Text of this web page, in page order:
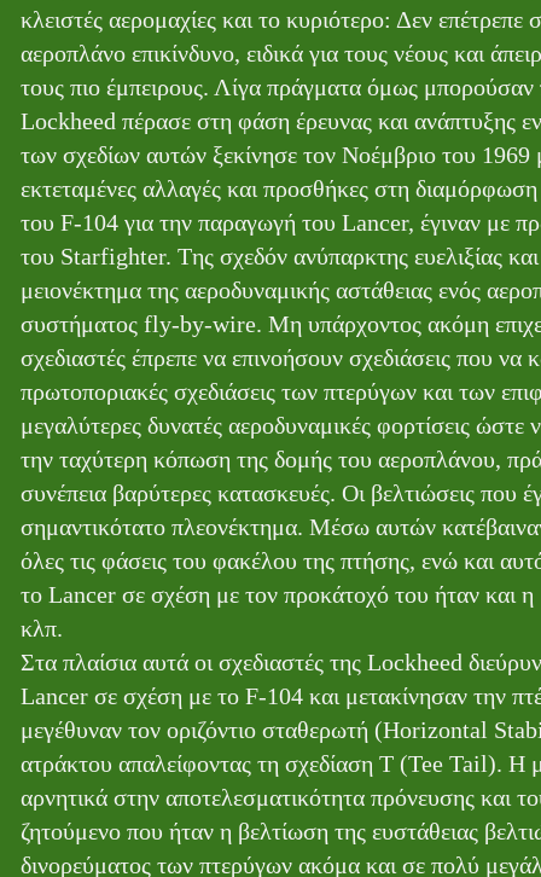
κλειστές αερομαχίες και το κυριότερο: Δεν
αεροπλάνο επικίνδυνο, ειδικά για τους νέους και
τους πιο έμπειρους. Λίγα πράγματα όμως
Lockheed πέρασε στη φάση έρευνας και ανάπτυξης
των σχεδίων αυτών ξεκίνησε τον Νοέμβριο του
εκτεταμένες αλλαγές και προσθήκες στη
του F-104 για την παραγωγή του Lancer, έγιναν με
του Starfighter. Tης σχεδόν ανύπαρκτης ευελιξίας
μειονέκτημα της αεροδυναμικής αστάθειας ενός
συστήματος fly-by-wire. Μη υπάρχοντος ακόμη
σχεδιαστές έπρεπε να επινοήσουν σχεδιάσεις που
πρωτοποριακές σχεδιάσεις των πτερύγων και των
μεγαλύτερες δυνατές αεροδυναμικές φορτίσεις
την ταχύτερη κόπωση της δομής του αεροπλάνου,
συνέπεια βαρύτερες κατασκευές. Οι βελτιώσεις που
σημαντικότατο πλεονέκτημα. Μέσω αυτών
όλες τις φάσεις του φακέλου της πτήσης, ενώ και
το Lancer σε σχέση με τον προκάτοχό του ήταν και
κλπ.
Στα πλαίσια αυτά οι σχεδιαστές της Lockheed
Lancer σε σχέση με το F-104 και μετακίνησαν την
μεγέθυναν τον οριζόντιο σταθερωτή (Horizontal
ατράκτου απαλείφοντας τη σχεδίαση Τ (Tee Tail). Η
αρνητικά στην αποτελεσματικότητα πρόνευσης
ζητούμενο που ήταν η βελτίωση της ευστάθειας
δινορεύματος των πτερύγων ακόμα και σε πολύ